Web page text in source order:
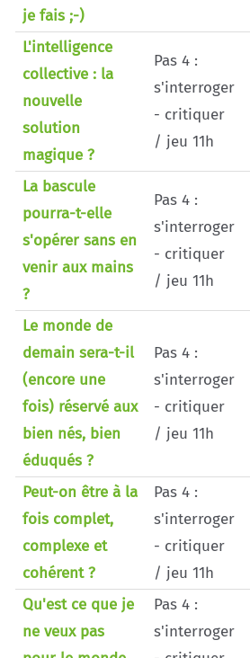
je fais ;-)
L'intelligence
collective : la
nouvelle
solution
magique ?
Pas 4 :
s'interroger
- critiquer
/ jeu 11h
La bascule
pourra-t-elle
s'opérer sans en
venir aux mains
?
Pas 4 :
s'interroger
- critiquer
/ jeu 11h
Le monde de
demain sera-t-il
(encore une
fois) réservé aux
bien nés, bien
éduqués ?
Pas 4 :
s'interroger
- critiquer
/ jeu 11h
Peut-on être à la
fois complet,
complexe et
cohérent ?
Pas 4 :
s'interroger
- critiquer
/ jeu 11h
Qu'est ce que je
ne veux pas
Pas 4 :
s'interroger